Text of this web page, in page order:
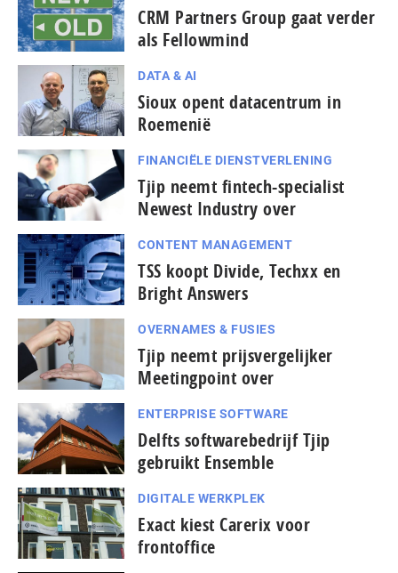
CRM Partners Group gaat verder
als Fellowmind
DATA & AI
Sioux opent datacentrum in
Roemenië
FINANCIËLE DIENSTVERLENING
Tjip neemt fintech-specialist
Newest Industry over
CONTENT MANAGEMENT
TSS koopt Divide, Techxx en
Bright Answers
OVERNAMES & FUSIES
Tjip neemt prijsvergelijker
Meetingpoint over
ENTERPRISE SOFTWARE
Delfts softwarebedrijf Tjip
gebruikt Ensemble
DIGITALE WERKPLEK
Exact kiest Carerix voor
frontoffice